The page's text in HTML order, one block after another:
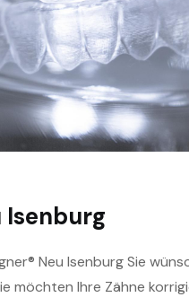
Neu Isenburg Sie
möchten Ihre Zähne